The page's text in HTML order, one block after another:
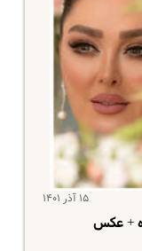
۱۵ آذر ۱۴۰۱
+ عکس